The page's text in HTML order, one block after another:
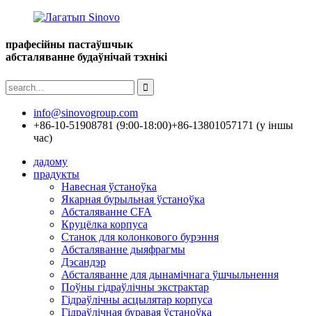
прафесійны пастаўшчык
абсталяванне будаўнічай тэхнікі
info@sinovogroup.com
+86-10-51908781 (9:00-18:00)+86-13801057171 (у іншы
час)
дадому
прадукты
Навесная ўстаноўка
Якарная бурыльная ўстаноўка
Абсталяванне CFA
Круцёлка корпуса
Станок для колонкового бурэння
Абсталяванне дыяфрагмы
Дэсандэр
Абсталяванне для дынамічнага ўшчыльнення
Поўны гідраўлічны экстрактар
Гідраўлічны асцылятар корпуса
Гідраўлічная буравая ўстаноўка